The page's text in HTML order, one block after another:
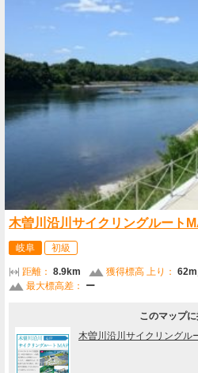
木曽川沿川サイクリングルート
岐阜 初級
距離： 8.9km 獲得標高 上り： 62m
最大標高差：
ー
このマップ
木曽川沿川サイクリングル